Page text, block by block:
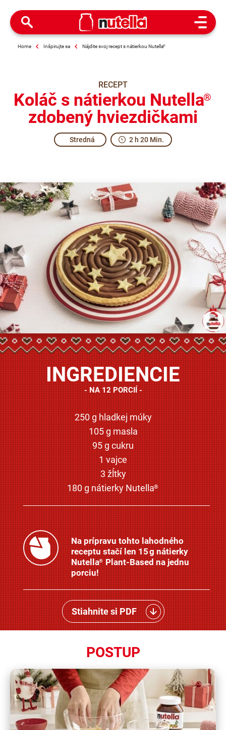
Open
Home Inšpirujte sa Nájdite svoj recept s nátierkou Nutella®
RECEPT
Koláč s nátierkou Nutella®
zdobený hviezdičkami
Stredná 2 h 20 Min.
INGREDIENCIE
NA 12 PORCIÍ
250 g hladkej múky
105 g masla
95 g cukru
1 vajce
3 žĺtky
180 g nátierky Nutella®
Na prípravu tohto lahodného
receptu stačí len 15 g nátierky
Nutella® Plant-Based na jednu
porciu!
Stiahnite si PDF
POSTUP